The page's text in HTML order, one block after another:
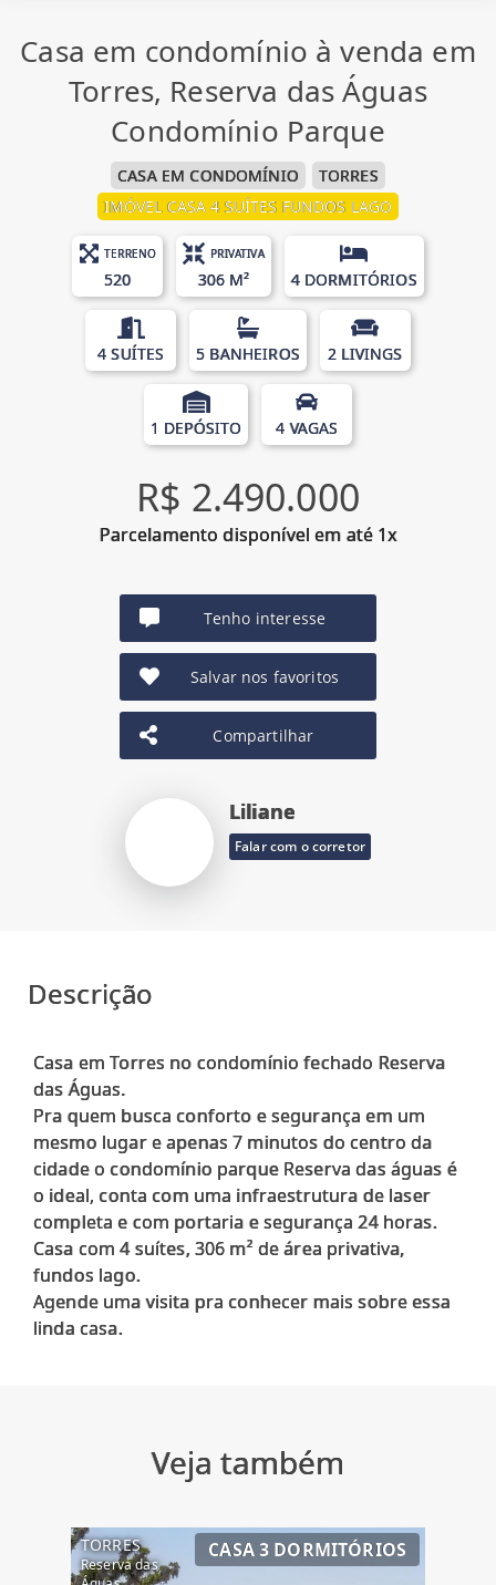
Casa em condomínio à venda em
Torres, Reserva das Águas
Condomínio Parque
CASA EM CONDOMÍNIO
TORRES
IMÓVEL CASA 4 SUÍTES FUNDOS LAGO
TERRENO
520
PRIVATIVA
306 M² 4 DORMITÓRIOS
4 SUÍTES 5 BANHEIROS 2 LIVINGS
1 DEPÓSITO 4 VAGAS
R$ 2.490.000
Parcelamento disponível em até 1x
Tenho interesse
Salvar nos favoritos
Compartilhar
Liliane
Falar com o corretor
Descrição
Casa em Torres no condomínio fechado Reserva
das Águas.
Pra quem busca conforto e segurança em um
mesmo lugar e apenas 7 minutos do centro da
cidade o condomínio parque Reserva das águas é
o ideal, conta com uma infraestrutura de laser
completa e com portaria e segurança 24 horas.
Casa com 4 suítes, 306 m² de área privativa,
fundos lago.
Agende uma visita pra conhecer mais sobre essa
linda casa.
Veja também
TORRES
Reserva das
CASA 3 DORMITÓRIOS